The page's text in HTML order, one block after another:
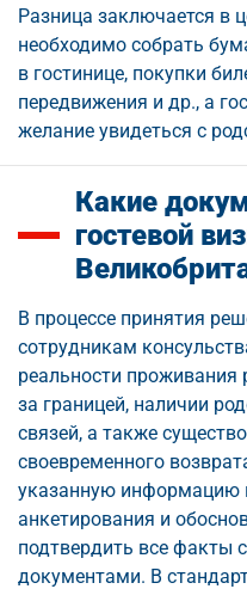
Разница заключается в
необходимо собрать
в гостинице, покупки
передвижения и др., а
желание увидеться с
Какие
гостевой
В процессе принятия
сотрудникам
реальности проживания
за границей, наличии
связей, а также
своевременного
указанную информацию
анкетирования и
подтвердить все факты
документами. В